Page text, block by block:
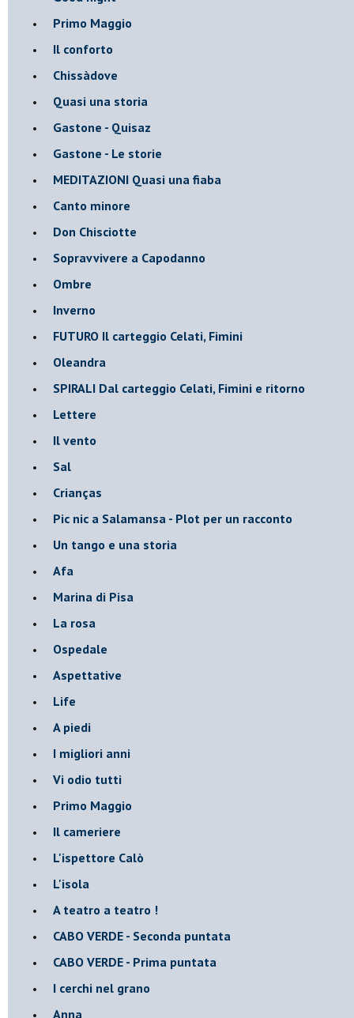
Primo Maggio
Il conforto
Chissàdove
Quasi una storia
Gastone - Quisaz
Gastone - Le storie
MEDITAZIONI Quasi una fiaba
Canto minore
Don Chisciotte
Sopravvivere a Capodanno
Ombre
Inverno
FUTURO Il carteggio Celati, Fimini
Oleandra
SPIRALI Dal carteggio Celati, Fimini e ritorno
Lettere
Il vento
Sal
Crianças
Pic nic a Salamansa - Plot per un racconto
Un tango e una storia
Afa
Marina di Pisa
La rosa
Ospedale
Aspettative
Life
A piedi
I migliori anni
Vi odio tutti
Primo Maggio
Il cameriere
L'ispettore Calò
L'isola
A teatro a teatro !
CABO VERDE - Seconda puntata
CABO VERDE - Prima puntata
I cerchi nel grano
Anna